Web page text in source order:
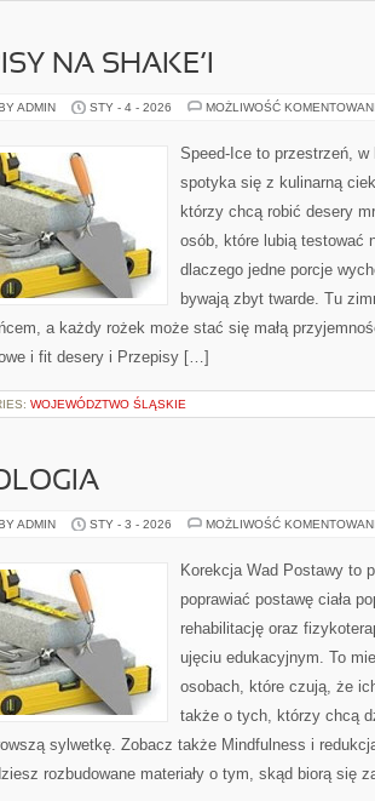
NA SHAKE’I
ADMIN STY - 4 - 2026 MOŻLIWOŚĆ
Speed-Ice to przestrzeń, w
spotyka się z kulinarną
którzy chcą robić desery
osób, które lubią testować
dlaczego jedne porcje
bywają zbyt twarde. Tu
a każdy rożek może stać się małą
i fit desery i Przepisy […]
WOJEWÓDZTWO ŚLĄSKIE
ADMIN STY - 3 - 2026 MOŻLIWOŚĆ
Korekcja Wad Postawy to
poprawiać postawę ciała
rehabilitację oraz
ujęciu edukacyjnym. To
osobach, które czują, że
także o tych, którzy chcą
sylwetkę. Zobacz także Mindfulness i
rozbudowane materiały o tym, skąd biorą się